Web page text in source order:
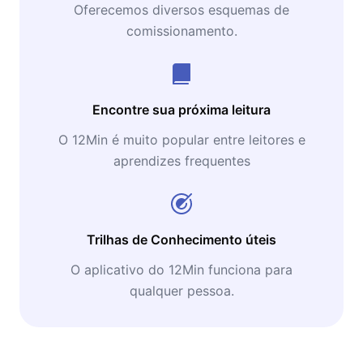
Oferecemos diversos esquemas de
comissionamento.
Encontre sua próxima leitura
O 12Min é muito popular entre leitores e
aprendizes frequentes
Trilhas de Conhecimento úteis
O aplicativo do 12Min funciona para
qualquer pessoa.